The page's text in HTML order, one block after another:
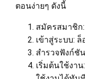
ตอนง่ายๆ ดังนี้
สมัครสมาชิก
เข้าสู่ระบบ:
สำรวจฟังก์ชั
เริ่มต้นใช้งา